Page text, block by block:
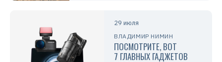
29 июля
ВЛАДИМИР НИМИН
ПОСМОТРИТЕ, ВОТ
7 ГЛАВНЫХ ГАДЖЕТОВ